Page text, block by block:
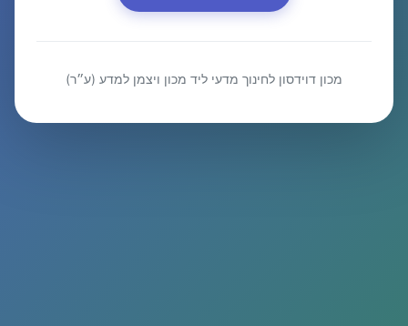
מכון דוידסון לחינוך מדעי ליד מכון ויצמן למדע (ע״ר)